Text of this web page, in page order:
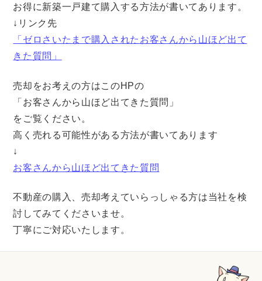
お得に新築一戸建て購入する方法が書いてあります。
↓リンク先
「ゼロさいたまで購入されたお客さんから山ほど出て
きた質問」
売却をお考えの方はこのHPの
「お客さんから山ほど出てきた質問」
をご覧ください。
高く売れる可能性がある方法が書いてあります
↓
お客さんから山ほど出てきた質問
不動産の購入、売却考えていらっしゃる方は当社を検
討してみてくださいませ。
丁寧にご対応いたします。